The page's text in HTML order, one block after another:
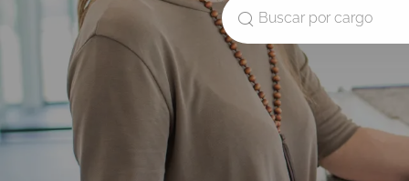
Buscar por cargo